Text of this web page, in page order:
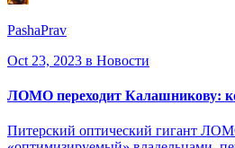
PashaPrav
Oct 23, 2023 в Новости
ЛОМО переходит Калашникову:
Питерский оптический гигант